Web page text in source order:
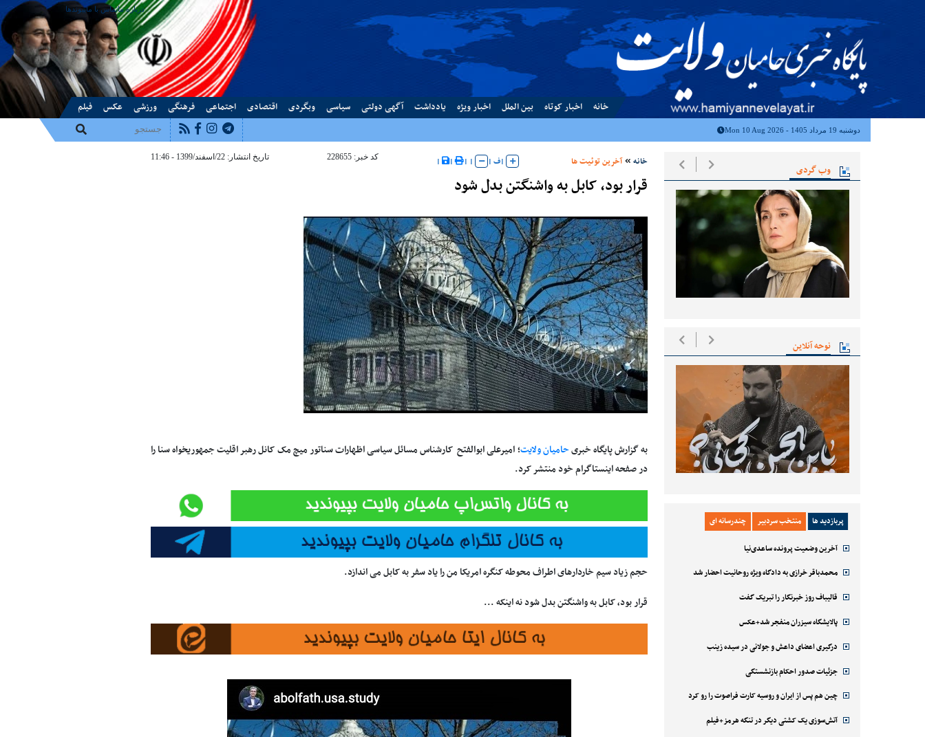
درباره ماتماس با ماپیوندها
خانه اخبار کوتاه بین الملل اخبار ویژه یادداشت آگهی دولتی سیاسی وبگردی اقتصادی اجتماعی فرهنگی ورزشی عکس فیلم
دوشنبه 19 مرداد 1405 - Mon 10 Aug 2026
وب گردی
نوحه آنلاین
پربازدید ها منتخب سردبیر چندرسانه ای
آخرین وضعیت پرونده ساعدی‌نیا
محمدباقر خرازی به دادگاه ویژه روحانیت احضار شد
قالیباف روز خبرنگار را تبریک گفت
پالایشگاه سیزران منفجر شد+عکس
درگیری اعضای داعش و جولانی در سیده زینب
جزئیات صدور احکام بازنشستگی
چین هم پس از ایران و روسیه کارت فراصوت را رو کرد
آتش‌سوزی یک کشتی دیگر در تنگه هرمز+فیلم
خانه آخرین توئیت ها |ف |
|
|
|
| کد خبر: 228655 تاریخ انتشار: 22/اسفند/1399 - 11:46
قرار بود، کابل به واشنگتن بدل شود
به گزارش پایگاه خبریحامیان ولایت؛ امیرعلی ابوالفتح کارشناس مسائل سیاسی اظهارات سناتور میچ مک ‌کانل رهبر اقلیت جمهوریخواه سنا را
در صفحه اینستاگرام خود منتشر کرد.
حجم زیاد سیم‌ خاردارهای اطراف محوطه کنگره امریکا من را یاد سفر به کابل می‌ اندازد.
قرار بود، کابل به واشنگتن بدل شود نه اینکه ...